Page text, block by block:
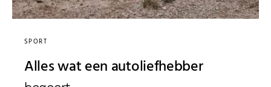
SPORT
Alles wat een autoliefhebber